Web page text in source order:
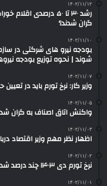
۱۴۰۲/۱۱/۱۲
رشد ۳۰ تا ۵۰ درصدی
گران شدند؟
۱۴۰۲/۱۱/۱۰
بودجه نیرو های شرکتی در
شوند | نحوه توزیع بودجه
۱۴۰۲/۱۱/۰۷
وزیر کار: نرخ تورم باید در
۱۴۰۲/۱۱/۰۵
واکنش اتاق اصناف به گران
۱۴۰۲/۱۱/۰۳
اظهار نظر مهم وزیر اقتصاد
۱۴۰۲/۱۱/۰۲
نرخ تورم دی ۱۴۰۳ چند درصد شد؟ + جدول
۱۴۰۲/۱۱/۰۱